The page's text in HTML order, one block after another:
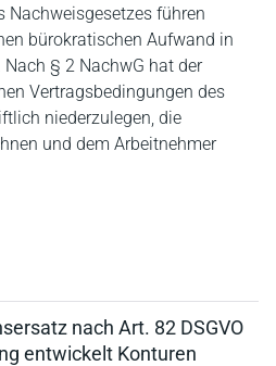
Nachweisgesetzes führen
bürokratischen Aufwand in
§ 2 NachwG hat der
Vertragsbedingungen des
niederzulegen, die
und dem Arbeitnehmer
nach Art. 82 DSGVO
entwickelt Konturen